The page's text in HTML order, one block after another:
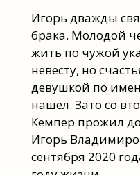
Игорь дважды
брака. Молодой
жить по чужой
невесту, но
девушкой по
нашел. Зато со
Кемпер прожил
Игорь
сентября 2020